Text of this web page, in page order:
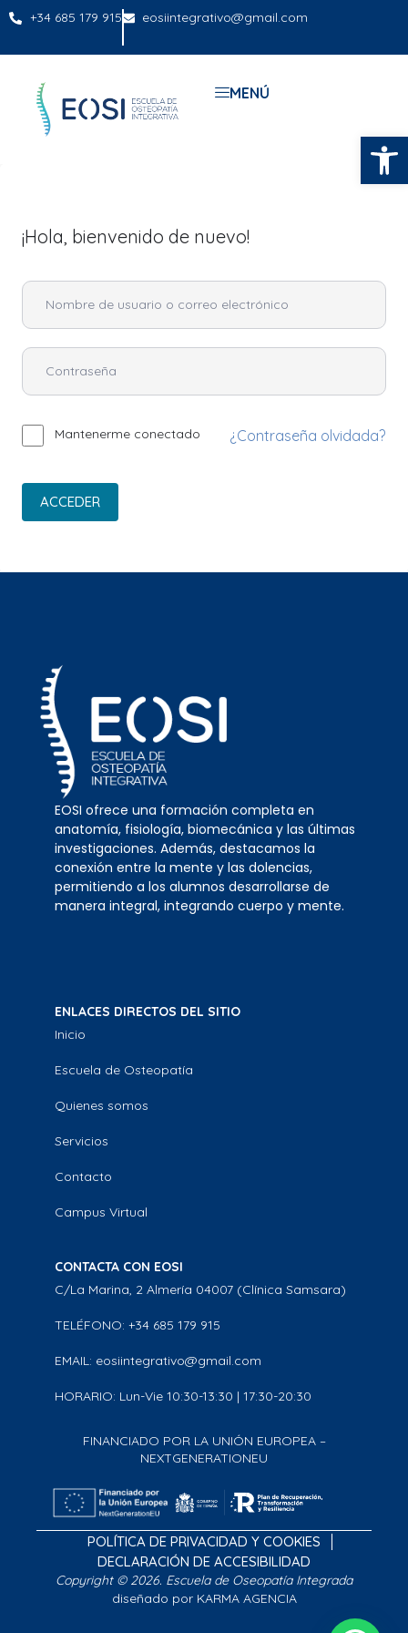
+34 685 179 915 eosiintegrativo@gmail.com
MENÚ
¡Hola, bienvenido de nuevo!
Mantenerme conectado ¿Contraseña olvidada?
ACCEDER
EOSI ofrece una formación completa en
anatomía, fisiología, biomecánica y las últimas
investigaciones. Además, destacamos la
conexión entre la mente y las dolencias,
permitiendo a los alumnos desarrollarse de
manera integral, integrando cuerpo y mente.
ENLACES DIRECTOS DEL SITIO
Inicio
Escuela de Osteopatía
Quienes somos
Servicios
Contacto
Campus Virtual
CONTACTA CON EOSI
C/La Marina, 2 Almería 04007 (Clínica Samsara)
TELÉFONO: +34 685 179 915
EMAIL: eosiintegrativo@gmail.com
HORARIO: Lun-Vie 10:30-13:30 | 17:30-20:30
FINANCIADO POR LA UNIÓN EUROPEA –
NEXTGENERATIONEU
POLÍTICA DE PRIVACIDAD Y COOKIES
DECLARACIÓN DE ACCESIBILIDAD
Copyright © 2026. Escuela de Oseopatía Integrada
diseñado por KARMA AGENCIA